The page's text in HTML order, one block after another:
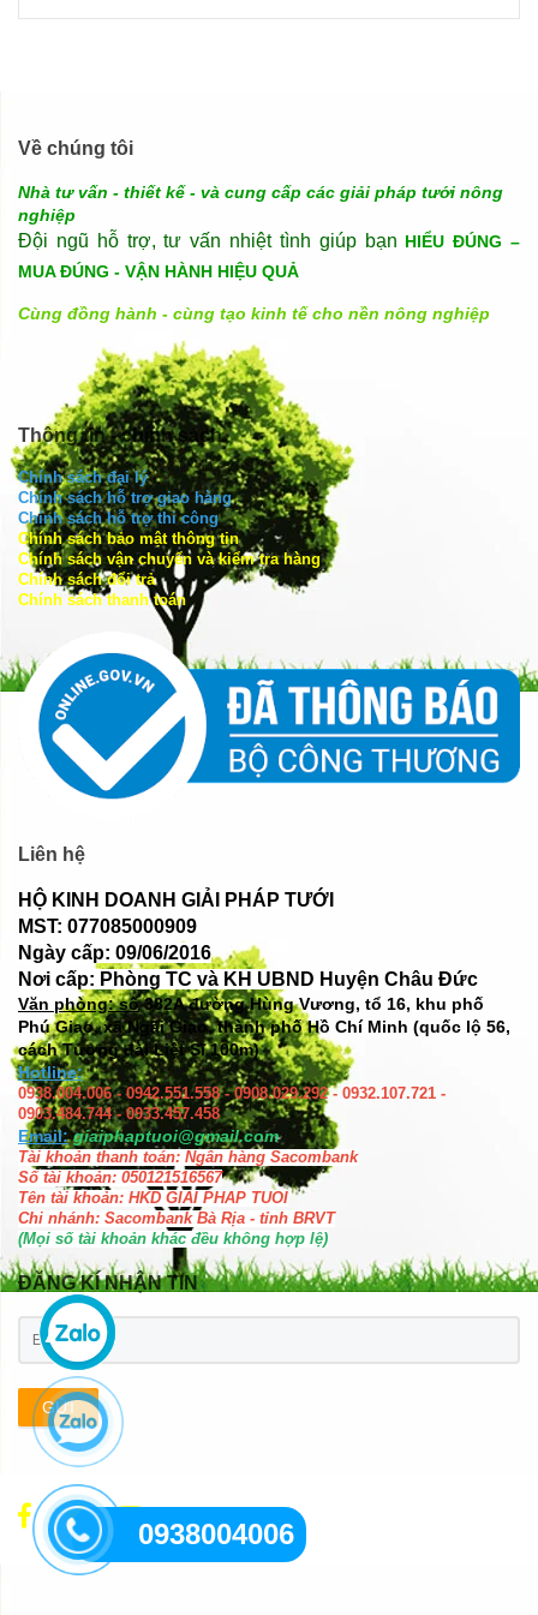
Về chúng tôi
Nhà tư vấn - thiết kế - và cung cấp các giải pháp tưới nông
nghiệp
Đội ngũ hỗ trợ, tư vấn nhiệt tình giúp bạn HIỂU ĐÚNG –
MUA ĐÚNG - VẬN HÀNH HIỆU QUẢ
Cùng đồng hành - cùng tạo kinh tế cho nền nông nghiệp
Thông tin - chính sách
Chính sách đại lý
Chính sách hỗ trợ giao hàng
Chính sách hỗ trợ thi công
Chính sách bảo mật thông tin
Chính sách vận chuyển và kiểm tra hàng
Chính sách đổi trả
Chính sách thanh toán
Liên hệ
HỘ KINH DOANH GIẢI PHÁP TƯỚI
MST: 077085000909
Ngày cấp: 09/06/2016
Nơi cấp: Phòng TC và KH UBND Huyện Châu Đức
Văn phòng: số382A đường Hùng Vương, tổ 16, khu phố
Phú Giao, xã Ngãi Giao, thành phố Hồ Chí Minh (quốc lộ 56,
cách Tượng đài Liệt Sĩ 100m)
Hotline:
0938.004.006 - 0942.551.558 - 0908.029.292 - 0932.107.721 -
0903.484.744 - 0933.457.458
Email: giaiphaptuoi@gmail.com
Tài khoản thanh toán: Ngân hàng Sacombank
Số tài khoản: 050121516567
Tên tài khoản: HKD GIAI PHAP TUOI
Chi nhánh: Sacombank Bà Rịa - tỉnh BRVT
(Mọi số tài khoản khác đều không hợp lệ)
ĐĂNG KÍ NHẬN TIN
GỬI
0938004006